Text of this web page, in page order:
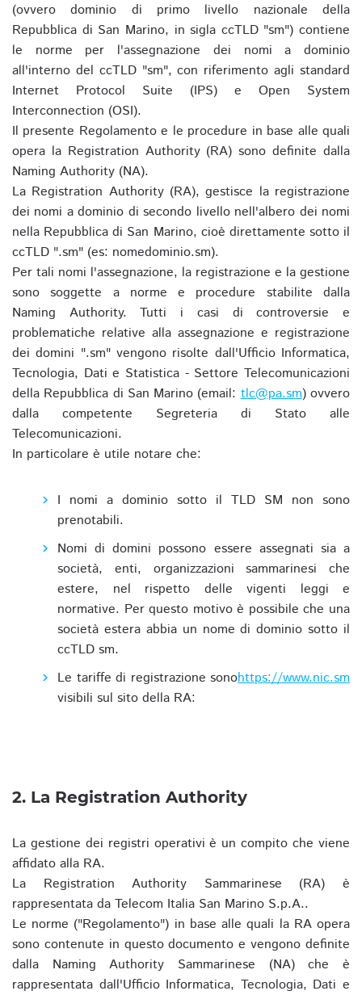
(ovvero dominio di primo livello nazionale della
Repubblica di San Marino, in sigla ccTLD "sm") contiene
le norme per l'assegnazione dei nomi a dominio
all'interno del ccTLD "sm", con riferimento agli standard
Internet Protocol Suite (IPS) e Open System
Interconnection (OSI).
Il presente Regolamento e le procedure in base alle quali
opera la Registration Authority (RA) sono definite dalla
Naming Authority (NA).
La Registration Authority (RA), gestisce la registrazione
dei nomi a dominio di secondo livello nell'albero dei nomi
nella Repubblica di San Marino, cioè direttamente sotto il
ccTLD ".sm" (es: nomedominio.sm).
Per tali nomi l'assegnazione, la registrazione e la gestione
sono soggette a norme e procedure stabilite dalla
Naming Authority. Tutti i casi di controversie e
problematiche relative alla assegnazione e registrazione
dei domini ".sm" vengono risolte dall'Ufficio Informatica,
Tecnologia, Dati e Statistica - Settore Telecomunicazioni
della Repubblica di San Marino (email:tlc@pa.sm) ovvero
dalla competente Segreteria di Stato alle
Telecomunicazioni.
In particolare è utile notare che:
I nomi a dominio sotto il TLD SM non sono
prenotabili.
Nomi di domini possono essere assegnati sia a
società, enti, organizzazioni sammarinesi che
estere, nel rispetto delle vigenti leggi e
normative. Per questo motivo è possibile che una
società estera abbia un nome di dominio sotto il
ccTLD sm.
Le tariffe di registrazione sono
visibili sul sito della RA:
https://www.nic.sm
2. La Registration Authority
La gestione dei registri operativi è un compito che viene
affidato alla RA.
La Registration Authority Sammarinese (RA) è
rappresentata da Telecom Italia San Marino S.p.A..
Le norme ("Regolamento") in base alle quali la RA opera
sono contenute in questo documento e vengono definite
dalla Naming Authority Sammarinese (NA) che è
rappresentata dall'Ufficio Informatica, Tecnologia, Dati e